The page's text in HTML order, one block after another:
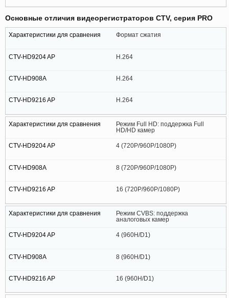
Основные отличия видеорегистраторов CTV, серия PRO
Формат сжатия
H.264
H.264
H.264
Режим Full HD: поддержка Full
HD/HD камер
4 (720P/960P/1080P)
8 (720P/960P/1080P)
16 (720P/960P/1080P)
Режим CVBS: поддержка
аналоговых камер
4 (960H/D1)
8 (960H/D1)
16 (960H/D1)